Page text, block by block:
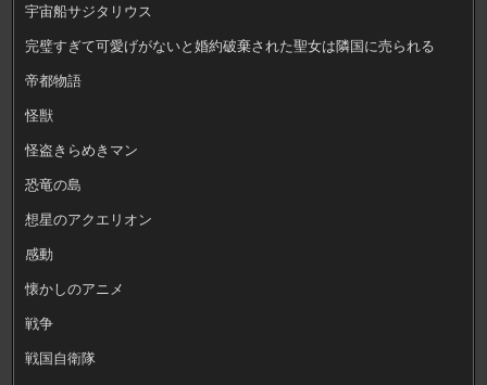
宇宙船サジタリウス
完璧すぎて可愛げがないと婚約破棄された聖女は隣国に売られる
帝都物語
怪獣
怪盗きらめきマン
恐竜の島
想星のアクエリオン
感動
懐かしのアニメ
戦争
戦国自衛隊